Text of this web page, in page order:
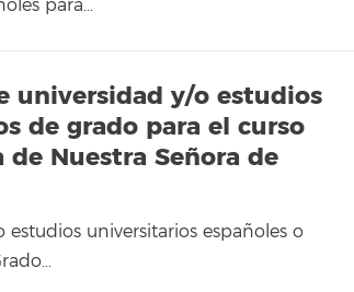
para…
universidad y/o estudios
de grado para el curso
Nuestra Señora de
universitarios españoles o